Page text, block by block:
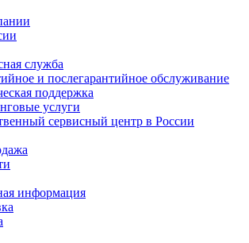
служба
и послегарантийное обслуживание
поддержка
услуги
сервисный центр в России
информация